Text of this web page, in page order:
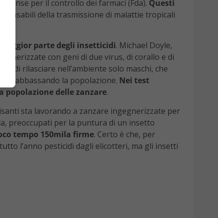
per il controllo dei farmaci (Fda). Questi
della trasmissione di malattie tropicali
parte degli insetticidi. Michael Doyle,
con geni di due virus, di corallo e di
di rilasciare nell’ambiente solo maschi, che
e abbassando la popolazione. Nei test
delle zanzare.
sta lavorando a zanzare ingegnerizzate per
preoccupati per la puntura di un insetto
tempo 150mila firme. Certo è che, per
l’anno pesticidi dagli elicotteri, ma gli insetti